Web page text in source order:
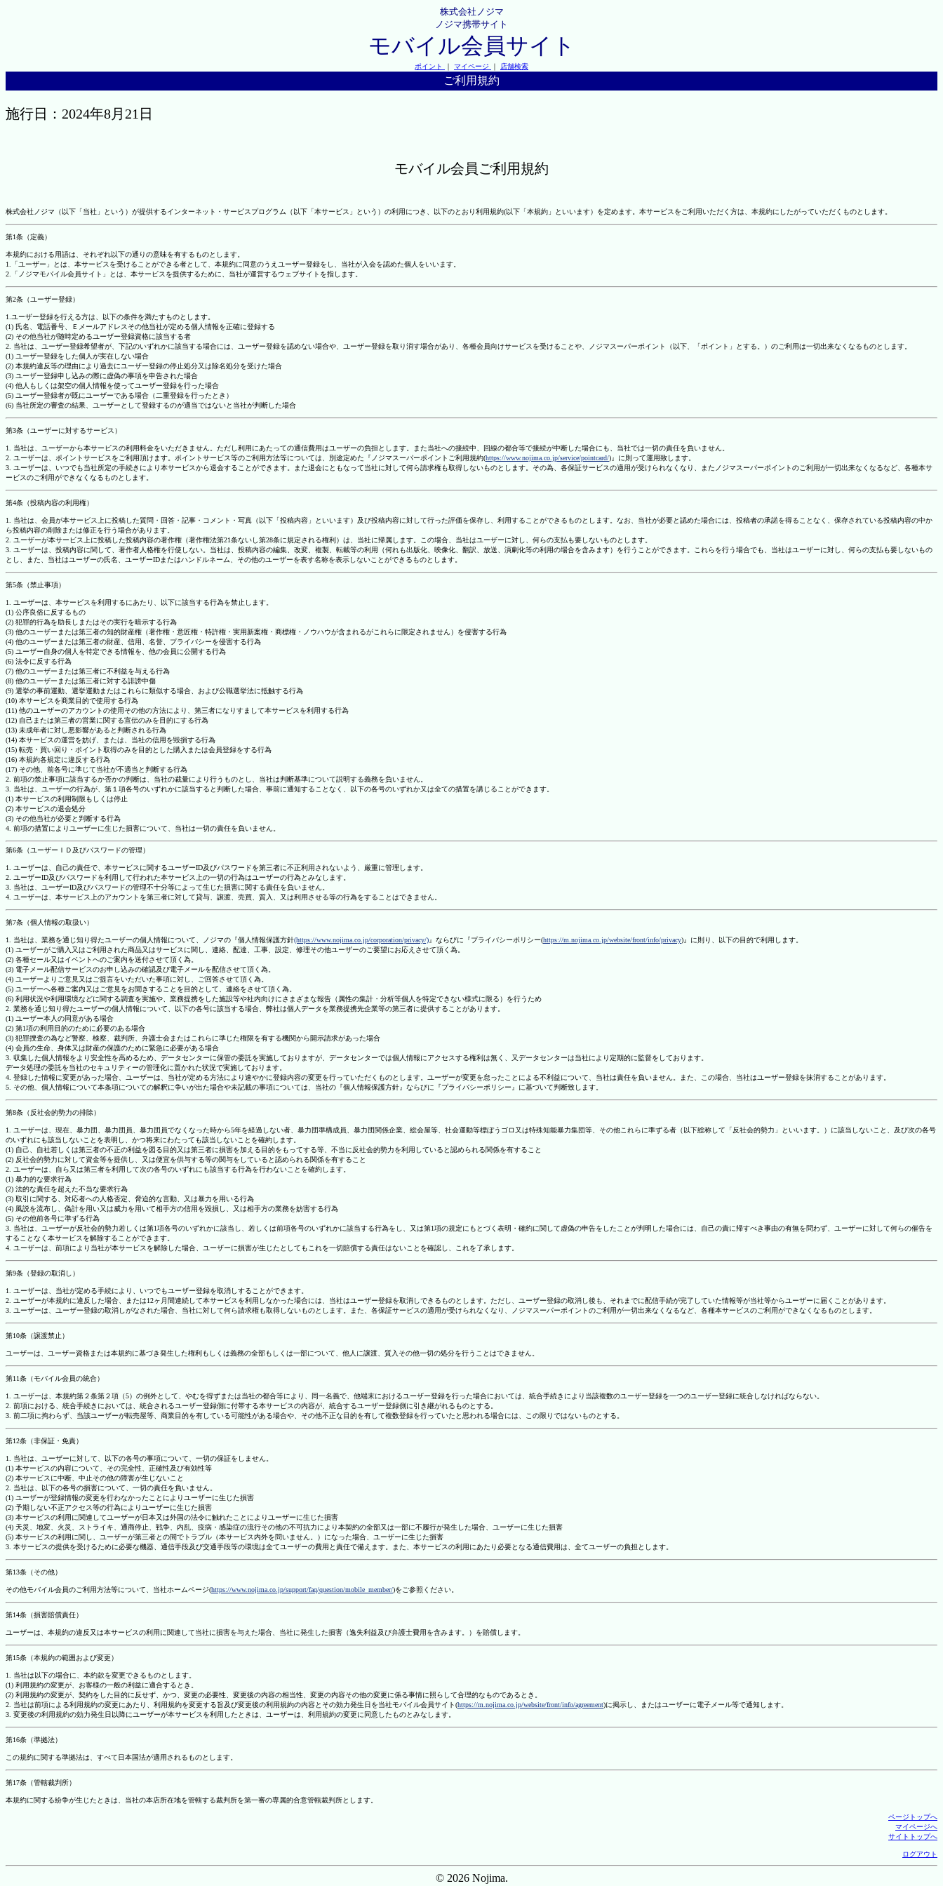
株式会社ノジマ
ノジマ携帯サイト
モバイル会員サイト
ポイント ｜ マイページ ｜ 店舗検索
ご利用規約
施行日：2024年8月21日
モバイル会員ご利用規約
株式会社ノジマ（以下「当社」という）が提供するインターネット・サービスプログラム（以下「本サービス」という）の利用につき、以下のとおり利用規約(以下「本規約」といいます）を定めます。本サービスをご利用いただく方は、本規約にしたがっていただくものとします。
第1条（定義）
本規約における用語は、それぞれ以下の通りの意味を有するものとします。
1.「ユーザー」とは、本サービスを受けることができる者として、本規約に同意のうえユーザー登録をし、当社が入会を認めた個人をいいます。
2.「ノジマモバイル会員サイト」とは、本サービスを提供するために、当社が運営するウェブサイトを指します。
第2条（ユーザー登録）
1.ユーザー登録を行える方は、以下の条件を満たすものとします。
(1) 氏名、電話番号、Ｅメールアドレスその他当社が定める個人情報を正確に登録する
(2) その他当社が随時定めるユーザー登録資格に該当する者
2. 当社は、ユーザー登録希望者が、下記のいずれかに該当する場合には、ユーザー登録を認めない場合や、ユーザー登録を取り消す場合があり、各種会員向けサービスを受けることや、ノジマスーパーポイント（以下、「ポイント」とする。）のご利用は一切出来なくなるものとします。
(1) ユーザー登録をした個人が実在しない場合
(2) 本規約違反等の理由により過去にユーザー登録の停止処分又は除名処分を受けた場合
(3) ユーザー登録申し込みの際に虚偽の事項を申告された場合
(4) 他人もしくは架空の個人情報を使ってユーザー登録を行った場合
(5) ユーザー登録者が既にユーザーである場合（二重登録を行ったとき）
(6) 当社所定の審査の結果、ユーザーとして登録するのが適当ではないと当社が判断した場合
第3条（ユーザーに対するサービス）
1. 当社は、ユーザーから本サービスの利用料金をいただきません。ただし利用にあたっての通信費用はユーザーの負担とします。また当社への接続中、回線の都合等で接続が中断した場合にも、当社では一切の責任を負いません。
2. ユーザーは、ポイントサービスをご利用頂けます。ポイントサービス等のご利用方法等については、別途定めた『ノジマスーパーポイントご利用規約(https://www.nojima.co.jp/service/pointcard/)』に則って運用致します。
3. ユーザーは、いつでも当社所定の手続きにより本サービスから退会することができます。また退会にともなって当社に対して何ら請求権も取得しないものとします。その為、各保証サービスの適用が受けられなくなり、またノジマスーパーポイントのご利用が一切出来なくなるなど、各種本サ
ービスのご利用ができなくなるものとします。
第4条（投稿内容の利用権）
1. 当社は、会員が本サービス上に投稿した質問・回答・記事・コメント・写真（以下「投稿内容」といいます）及び投稿内容に対して行った評価を保存し、利用することができるものとします。なお、当社が必要と認めた場合には、投稿者の承諾を得ることなく、保存されている投稿内容の中か
ら投稿内容の削除または修正を行う場合があります。
2. ユーザーが本サービス上に投稿した投稿内容の著作権（著作権法第21条ないし第28条に規定される権利）は、当社に帰属します。この場合、当社はユーザーに対し、何らの支払も要しないものとします。
3. ユーザーは、投稿内容に関して、著作者人格権を行使しない。当社は、投稿内容の編集、改変、複製、転載等の利用（何れも出版化、映像化、翻訳、放送、演劇化等の利用の場合を含みます）を行うことができます。これらを行う場合でも、当社はユーザーに対し、何らの支払も要しないもの
とし、また、当社はユーザーの氏名、ユーザーIDまたはハンドルネーム、その他のユーザーを表す名称を表示しないことができるものとします。
第5条（禁止事項）
1. ユーザーは、本サービスを利用するにあたり、以下に該当する行為を禁止します。
(1) 公序良俗に反するもの
(2) 犯罪的行為を助長しまたはその実行を暗示する行為
(3) 他のユーザーまたは第三者の知的財産権（著作権・意匠権・特許権・実用新案権・商標権・ノウハウが含まれるがこれらに限定されません）を侵害する行為
(4) 他のユーザーまたは第三者の財産、信用、名誉、プライバシーを侵害する行為
(5) ユーザー自身の個人を特定できる情報を、他の会員に公開する行為
(6) 法令に反する行為
(7) 他のユーザーまたは第三者に不利益を与える行為
(8) 他のユーザーまたは第三者に対する誹謗中傷
(9) 選挙の事前運動、選挙運動またはこれらに類似する場合、および公職選挙法に抵触する行為
(10) 本サービスを商業目的で使用する行為
(11) 他のユーザーのアカウントの使用その他の方法により、第三者になりすまして本サービスを利用する行為
(12) 自己または第三者の営業に関する宣伝のみを目的にする行為
(13) 未成年者に対し悪影響があると判断される行為
(14) 本サービスの運営を妨げ、または、当社の信用を毀損する行為
(15) 転売・買い回り・ポイント取得のみを目的とした購入または会員登録をする行為
(16) 本規約各規定に違反する行為
(17) その他、前各号に準じて当社が不適当と判断する行為
2. 前項の禁止事項に該当するか否かの判断は、当社の裁量により行うものとし、当社は判断基準について説明する義務を負いません。
3. 当社は、ユーザーの行為が、第１項各号のいずれかに該当すると判断した場合、事前に通知することなく、以下の各号のいずれか又は全ての措置を講じることができます。
(1) 本サービスの利用制限もしくは停止
(2) 本サービスの退会処分
(3) その他当社が必要と判断する行為
4. 前項の措置によりユーザーに生じた損害について、当社は一切の責任を負いません。
第6条（ユーザーＩＤ及びパスワードの管理）
1. ユーザーは、自己の責任で、本サービスに関するユーザーID及びパスワードを第三者に不正利用されないよう、厳重に管理します。
2. ユーザーID及びパスワードを利用して行われた本サービス上の一切の行為はユーザーの行為とみなします。
3. 当社は、ユーザーID及びパスワードの管理不十分等によって生じた損害に関する責任を負いません。
4. ユーザーは、本サービス上のアカウントを第三者に対して貸与、譲渡、売買、質入、又は利用させる等の行為をすることはできません。
第7条（個人情報の取扱い）
1. 当社は、業務を通じ知り得たユーザーの個人情報について、ノジマの『個人情報保護方針(https://www.nojima.co.jp/corporation/privacy/)』ならびに『プライバシーポリシー(https://m.nojima.co.jp/website/front/info/privacy)』に則り、以下の目的で利用します。
(1) ユーザーがご購入又はご利用された商品又はサービスに関し、連絡、配達、工事、設定、修理その他ユーザーのご要望にお応えさせて頂く為。
(2) 各種セール又はイベントへのご案内を送付させて頂く為。
(3) 電子メール配信サービスのお申し込みの確認及び電子メールを配信させて頂く為。
(4) ユーザーよりご意見又はご提言をいただいた事項に対し、ご回答させて頂く為。
(5) ユーザーへ各種ご案内又はご意見をお聞きすることを目的として、連絡をさせて頂く為。
(6) 利用状況や利用環境などに関する調査を実施や、業務提携をした施設等や社内向けにさまざまな報告（属性の集計・分析等個人を特定できない様式に限る）を行うため
2. 業務を通じ知り得たユーザーの個人情報について、以下の各号に該当する場合、弊社は個人データを業務提携先企業等の第三者に提供することがあります。
(1) ユーザー本人の同意がある場合
(2) 第1項の利用目的のために必要のある場合
(3) 犯罪捜査の為など警察、検察、裁判所、弁護士会またはこれらに準じた権限を有する機関から開示請求があった場合
(4) 会員の生命、身体又は財産の保護のために緊急に必要がある場合
3. 収集した個人情報をより安全性を高めるため、データセンターに保管の委託を実施しておりますが、データセンターでは個人情報にアクセスする権利は無く、又データセンターは当社により定期的に監督をしております。
データ処理の委託を当社のセキュリティーの管理化に置かれた状況で実施しております。
4. 登録した情報に変更があった場合、ユーザーは、当社が定める方法により速やかに登録内容の変更を行っていただくものとします。ユーザーが変更を怠ったことによる不利益について、当社は責任を負いません。また、この場合、当社はユーザー登録を抹消することがあります。
5. その他、個人情報について本条項についての解釈に争いが出た場合や未記載の事項については、当社の『個人情報保護方針』ならびに『プライバシーポリシー』に基づいて判断致します。
第8条（反社会的勢力の排除）
1. ユーザーは、現在、暴力団、暴力団員、暴力団員でなくなった時から5年を経過しない者、暴力団準構成員、暴力団関係企業、総会屋等、社会運動等標ぼうゴロ又は特殊知能暴力集団等、その他これらに準ずる者（以下総称して「反社会的勢力」といいます。）に該当しないこと、及び次の各号
のいずれにも該当しないことを表明し、かつ将来にわたっても該当しないことを確約します。
(1) 自己、自社若しくは第三者の不正の利益を図る目的又は第三者に損害を加える目的をもってする等、不当に反社会的勢力を利用していると認められる関係を有すること
(2) 反社会的勢力に対して資金等を提供し、又は便宜を供与する等の関与をしていると認められる関係を有すること
2. ユーザーは、自ら又は第三者を利用して次の各号のいずれにも該当する行為を行わないことを確約します。
(1) 暴力的な要求行為
(2) 法的な責任を超えた不当な要求行為
(3) 取引に関する、対応者への人格否定、脅迫的な言動、又は暴力を用いる行為
(4) 風説を流布し、偽計を用い又は威力を用いて相手方の信用を毀損し、又は相手方の業務を妨害する行為
(5) その他前各号に準ずる行為
3. 当社は、ユーザーが反社会的勢力若しくは第1項各号のいずれかに該当し、若しくは前項各号のいずれかに該当する行為をし、又は第1項の規定にもとづく表明・確約に関して虚偽の申告をしたことが判明した場合には、自己の責に帰すべき事由の有無を問わず、ユーザーに対して何らの催告を
することなく本サービスを解除することができます。
4. ユーザーは、前項により当社が本サービスを解除した場合、ユーザーに損害が生じたとしてもこれを一切賠償する責任はないことを確認し、これを了承します。
第9条（登録の取消し）
1. ユーザーは、当社が定める手続により、いつでもユーザー登録を取消しすることができます。
2. ユーザーが本規約に違反した場合、または12ヶ月間連続して本サービスを利用しなかった場合には、当社はユーザー登録を取消しできるものとします。ただし、ユーザー登録の取消し後も、それまでに配信手続が完了していた情報等が当社等からユーザーに届くことがあります。
3. ユーザーは、ユーザー登録の取消しがなされた場合、当社に対して何ら請求権も取得しないものとします。また、各保証サービスの適用が受けられなくなり、ノジマスーパーポイントのご利用が一切出来なくなるなど、各種本サービスのご利用ができなくなるものとします。
第10条（譲渡禁止）
ユーザーは、ユーザー資格または本規約に基づき発生した権利もしくは義務の全部もしくは一部について、他人に譲渡、質入その他一切の処分を行うことはできません。
第11条（モバイル会員の統合）
1. ユーザーは、本規約第２条第２項（5）の例外として、やむを得ずまたは当社の都合等により、同一名義で、他端末におけるユーザー登録を行った場合においては、統合手続きにより当該複数のユーザー登録を一つのユーザー登録に統合しなければならない。
2. 前項における、統合手続きにおいては、統合されるユーザー登録側に付帯する本サービスの内容が、統合するユーザー登録側に引き継がれるものとする。
3. 前二項に拘わらず、当該ユーザーが転売屋等、商業目的を有している可能性がある場合や、その他不正な目的を有して複数登録を行っていたと思われる場合には、この限りではないものとする。
第12条（非保証・免責）
1. 当社は、ユーザーに対して、以下の各号の事項について、一切の保証をしません。
(1) 本サービスの内容について、その完全性、正確性及び有効性等
(2) 本サービスに中断、中止その他の障害が生じないこと
2. 当社は、以下の各号の損害について、一切の責任を負いません。
(1) ユーザーが登録情報の変更を行わなかったことによりユーザーに生じた損害
(2) 予期しない不正アクセス等の行為によりユーザーに生じた損害
(3) 本サービスの利用に関連してユーザーが日本又は外国の法令に触れたことによりユーザーに生じた損害
(4) 天災、地変、火災、ストライキ、通商停止、戦争、内乱、疫病・感染症の流行その他の不可抗力により本契約の全部又は一部に不履行が発生した場合、ユーザーに生じた損害
(5) 本サービスの利用に関し、ユーザーが第三者との間でトラブル（本サービス内外を問いません。）になった場合、ユーザーに生じた損害
3. 本サービスの提供を受けるために必要な機器、通信手段及び交通手段等の環境は全てユーザーの費用と責任で備えます。また、本サービスの利用にあたり必要となる通信費用は、全てユーザーの負担とします。
第13条（その他）
その他モバイル会員のご利用方法等について、当社ホームページ(https://www.nojima.co.jp/support/faq/question/mobile_member/)をご参照ください。
第14条（損害賠償責任）
ユーザーは、本規約の違反又は本サービスの利用に関連して当社に損害を与えた場合、当社に発生した損害（逸失利益及び弁護士費用を含みます。）を賠償します。
第15条（本規約の範囲および変更）
1. 当社は以下の場合に、本約款を変更できるものとします。
(1) 利用規約の変更が、お客様の一般の利益に適合するとき。
(2) 利用規約の変更が、契約をした目的に反せず、かつ、変更の必要性、変更後の内容の相当性、変更の内容その他の変更に係る事情に照らして合理的なものであるとき。
2. 当社は前項による利用規約の変更にあたり、利用規約を変更する旨及び変更後の利用規約の内容とその効力発生日を当社モバイル会員サイト(https://m.nojima.co.jp/website/front/info/agreement)に掲示し、またはユーザーに電子メール等で通知します。
3. 変更後の利用規約の効力発生日以降にユーザーが本サービスを利用したときは、ユーザーは、利用規約の変更に同意したものとみなします。
第16条（準拠法）
この規約に関する準拠法は、すべて日本国法が適用されるものとします。
第17条（管轄裁判所）
本規約に関する紛争が生じたときは、当社の本店所在地を管轄する裁判所を第一審の専属的合意管轄裁判所とします。
ページトップへ
マイページへ
サイトトップへ
ログアウト
© 2026 Nojima.